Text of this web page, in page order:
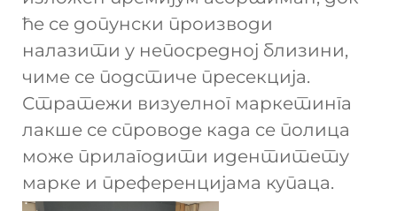
ће се допунски производи
налазити у непосредној близини,
чиме се подстиче пресекција.
Стратежи визуелног маркетинга
лакше се спроводе када се полица
може прилагодити идентитету
марке и преференцијама купаца.